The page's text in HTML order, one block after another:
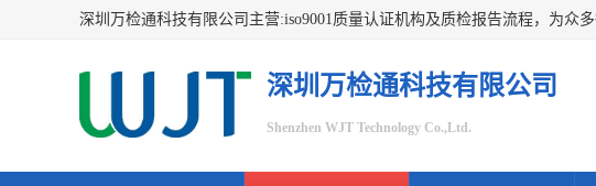
深圳万检通科技有限公司
Shenzhen WJT Technology Co.,Ltd.